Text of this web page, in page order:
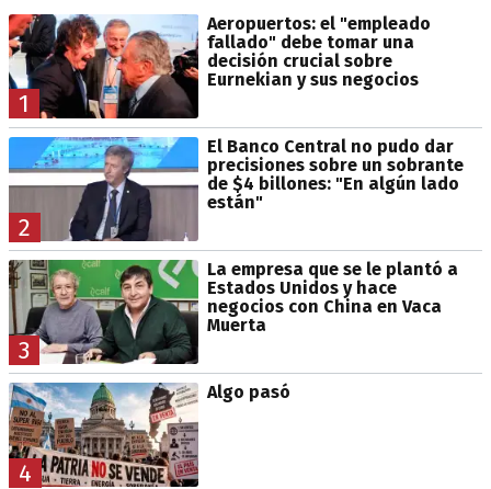
1
Aeropuertos: el "empleado
fallado" debe tomar una
decisión crucial sobre
Eurnekian y sus negocios
2
El Banco Central no pudo dar
precisiones sobre un sobrante
de $4 billones: "En algún lado
están"
3
La empresa que se le plantó a
Estados Unidos y hace
negocios con China en Vaca
Muerta
4
Algo pasó